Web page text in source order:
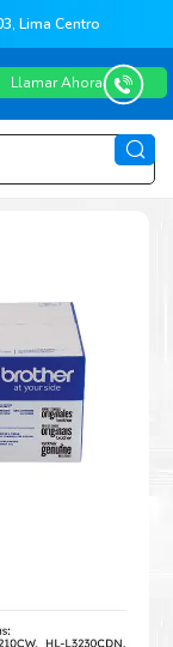
Lima Centro
Llamar Ahora